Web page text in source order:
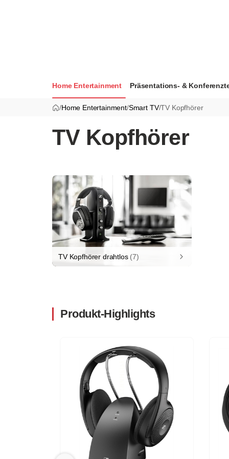
Home Entertainment Präsentations- &
/Home Entertainment/Smart TV/TV Kopfhörer
TV Kopfhörer
TV Kopfhörer drahtlos(7)
Produkt-Highlights